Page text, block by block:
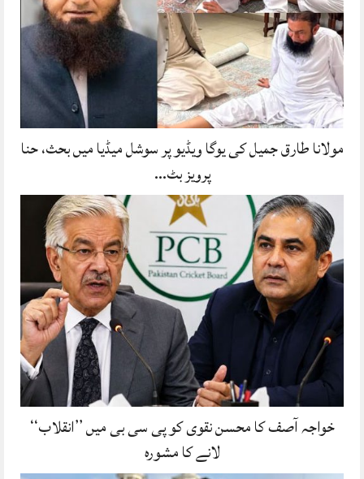
مولانا طارق جمیل کی یوگا ویڈیو پر سوشل میڈیا میں بحث، حنا
پرویز بٹ…
خواجہ آصف کا محسن نقوی کو پی سی بی میں ’’انقلاب‘‘
لانے کا مشورہ